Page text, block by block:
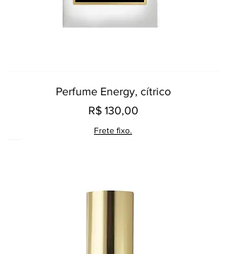
Perfume Energy, cítrico
Preço
R$ 130,00
Frete fixo.